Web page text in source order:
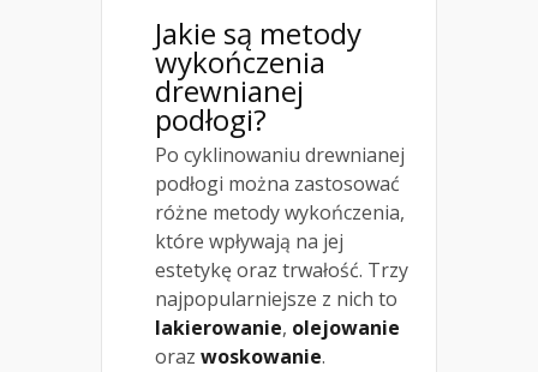
Jakie są metody
wykończenia
drewnianej
podłogi?
Po cyklinowaniu drewnianej
podłogi można zastosować
różne metody wykończenia,
które wpływają na jej
estetykę oraz trwałość. Trzy
najpopularniejsze z nich to
lakierowanie, olejowanie
oraz woskowanie.